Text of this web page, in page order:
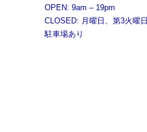
OPEN: 9am – 19pm
CLOSED: 月曜日、第3火曜日
駐車場あり